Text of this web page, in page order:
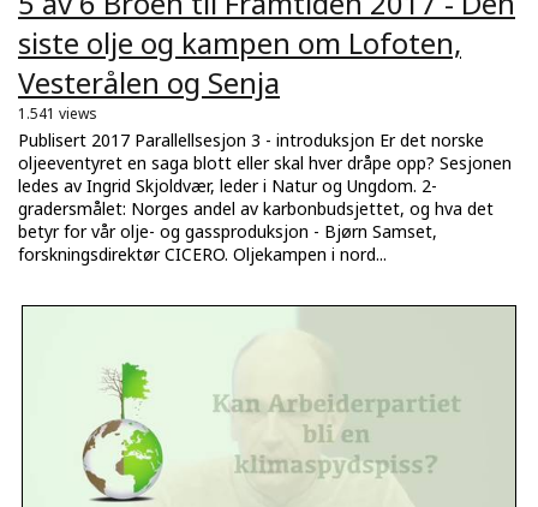
siste olje og kampen om Lofoten,
Vesterålen og Senja
1.541 views
Publisert 2017 Parallellsesjon 3 - introduksjon Er det norske
oljeeventyret en saga blott eller skal hver dråpe opp? Sesjonen
ledes av Ingrid Skjoldvær, leder i Natur og Ungdom. 2-
gradersmålet: Norges andel av karbonbudsjettet, og hva det
betyr for vår olje- og gassproduksjon - Bjørn Samset,
forskningsdirektør CICERO. Oljekampen i nord...